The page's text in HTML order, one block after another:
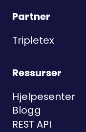
Partner
Tripletex
Ressurser
Hjelpesenter
Blogg
REST API